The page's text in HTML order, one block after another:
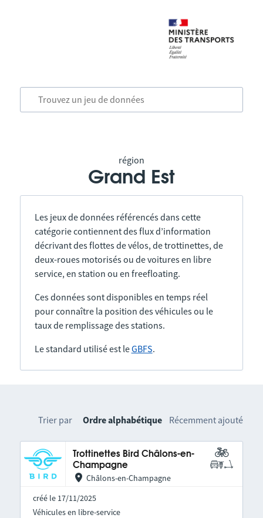
région
Grand Est
Les jeux de données référencés dans cette
catégorie contiennent des flux d’information
décrivant des flottes de vélos, de trottinettes, de
deux-roues motorisés ou de voitures en libre
service, en station ou en freefloating.
Ces données sont disponibles en temps réel
pour connaître la position des véhicules ou le
taux de remplissage des stations.
Le standard utilisé est leGBFS.
Trier par Ordre alphabétique Récemment ajouté
Trottinettes Bird Châlons-en-
Champagne
Châlons-en-Champagne
créé le 17/11/2025
Véhicules en libre-service